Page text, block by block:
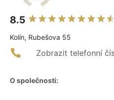
8.5
Kolín, Rubešova 55
Zobrazit telefonní
O společnosti: